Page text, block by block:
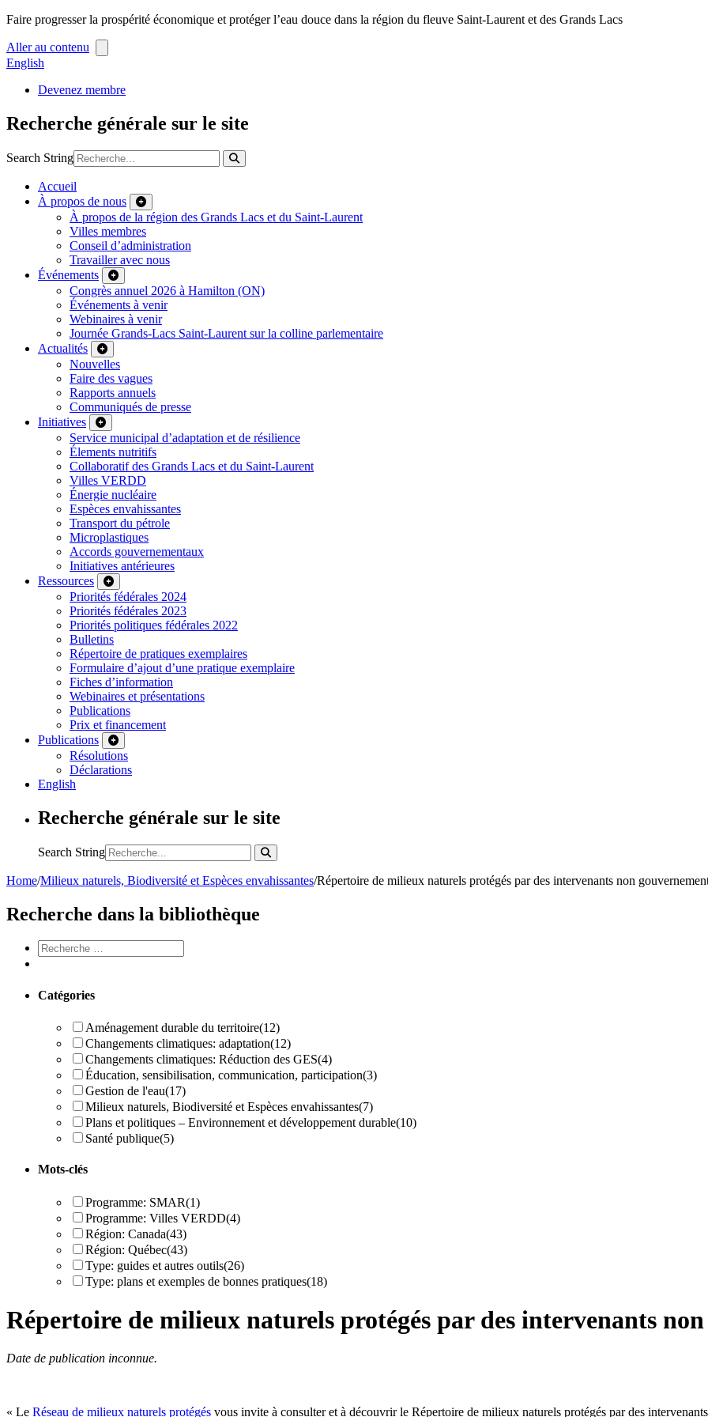
Faire progresser la prospérité économique et protéger l’eau douce dans la région du fleuve Saint-Laurent et des Grands Lacs
Aller au contenu
English
Devenez membre
Recherche générale sur le site
Search String
Accueil
À propos de nous
À propos de la région des Grands Lacs et du Saint-Laurent
Villes membres
Conseil d’administration
Travailler avec nous
Événements
Congrès annuel 2026 à Hamilton (ON)
Événements à venir
Webinaires à venir
Journée Grands-Lacs Saint-Laurent sur la colline parlementaire
Actualités
Nouvelles
Faire des vagues
Rapports annuels
Communiqués de presse
Initiatives
Service municipal d’adaptation et de résilience
Élements nutritifs
Collaboratif des Grands Lacs et du Saint-Laurent
Villes VERDD
Énergie nucléaire
Espèces envahissantes
Transport du pétrole
Microplastiques
Accords gouvernementaux
Initiatives antérieures
Ressources
Priorités fédérales 2024
Priorités fédérales 2023
Priorités politiques fédérales 2022
Bulletins
Répertoire de pratiques exemplaires
Formulaire d’ajout d’une pratique exemplaire
Fiches d’information
Webinaires et présentations
Publications
Prix et financement
Publications
Résolutions
Déclarations
English
Recherche générale sur le site
Search String
Home/Milieux naturels, Biodiversité et Espèces envahissantes/Répertoire de milieux naturels protégés par des intervenants non
Recherche dans la bibliothèque
Catégories
Aménagement durable du territoire(12)
Changements climatiques: adaptation(12)
Changements climatiques: Réduction des GES(4)
Éducation, sensibilisation, communication, participation(3)
Gestion de l'eau(17)
Milieux naturels, Biodiversité et Espèces envahissantes(7)
Plans et politiques – Environnement et développement durable(10)
Santé publique(5)
Mots-clés
Programme: SMAR(1)
Programme: Villes VERDD(4)
Région: Canada(43)
Région: Québec(43)
Type: guides et autres outils(26)
Type: plans et exemples de bonnes pratiques(18)
Répertoire de milieux naturels protégés par des intervenants
Date de publication inconnue.
« Le Réseau de milieux naturels protégés vous invite à consulter et à découvrir le Répertoire de milieux naturels protégés par des